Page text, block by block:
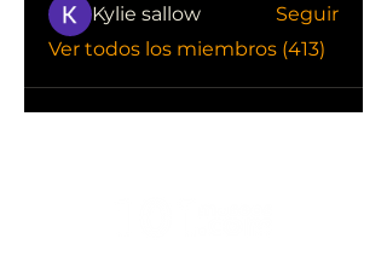
Kylie sallow
Seguir
Ver todos los miembros (413)